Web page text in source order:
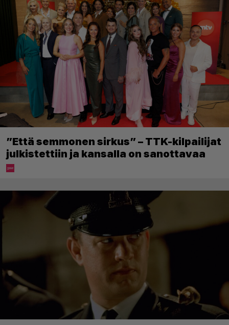
”Että semmonen sirkus” – TTK-kilpailijat
julkistettiin ja kansalla on sanottavaa